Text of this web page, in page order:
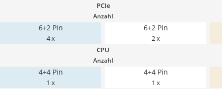
PCIe
Anzahl
6+2 Pin
4 x
6+2 Pin
2 x
CPU
Anzahl
4+4 Pin
1 x
4+4 Pin
1 x